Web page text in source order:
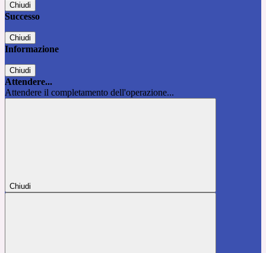
Chiudi
Successo
Chiudi
Informazione
Chiudi
Attendere...
Attendere il completamento dell'operazione...
Chiudi